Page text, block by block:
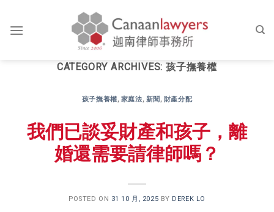
content
CATEGORY ARCHIVES:孩子撫養權
孩子撫養權, 家庭法, 新聞 , 財產分配
我們已談妥財產和孩子，離
婚還需要請律師嗎？
POSTED ON 31 10 月, 2025 BY DEREK LO